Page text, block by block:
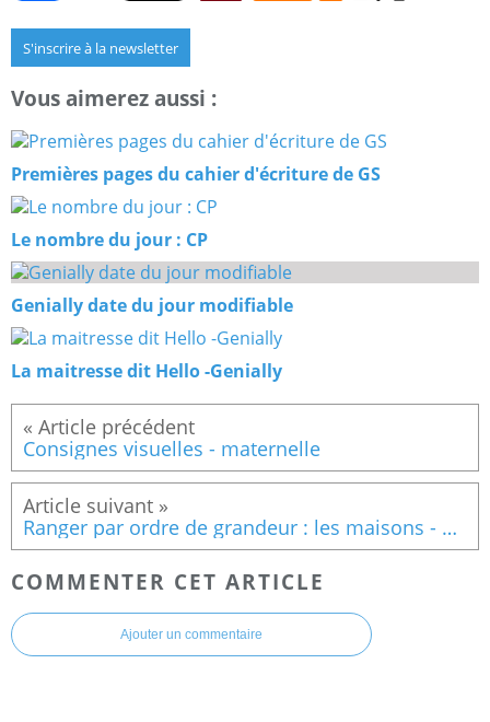
S'inscrire à la newsletter
Vous aimerez aussi :
Premières pages du cahier d'écriture de GS
Le nombre du jour : CP
Genially date du jour modifiable
La maitresse dit Hello -Genially
Consignes visuelles - maternelle
Ranger par ordre de grandeur : les maisons - maternelle
COMMENTER CET ARTICLE
Ajouter un commentaire